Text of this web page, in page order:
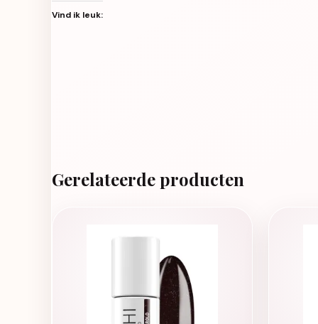
Vind ik leuk:
Gerelateerde producten